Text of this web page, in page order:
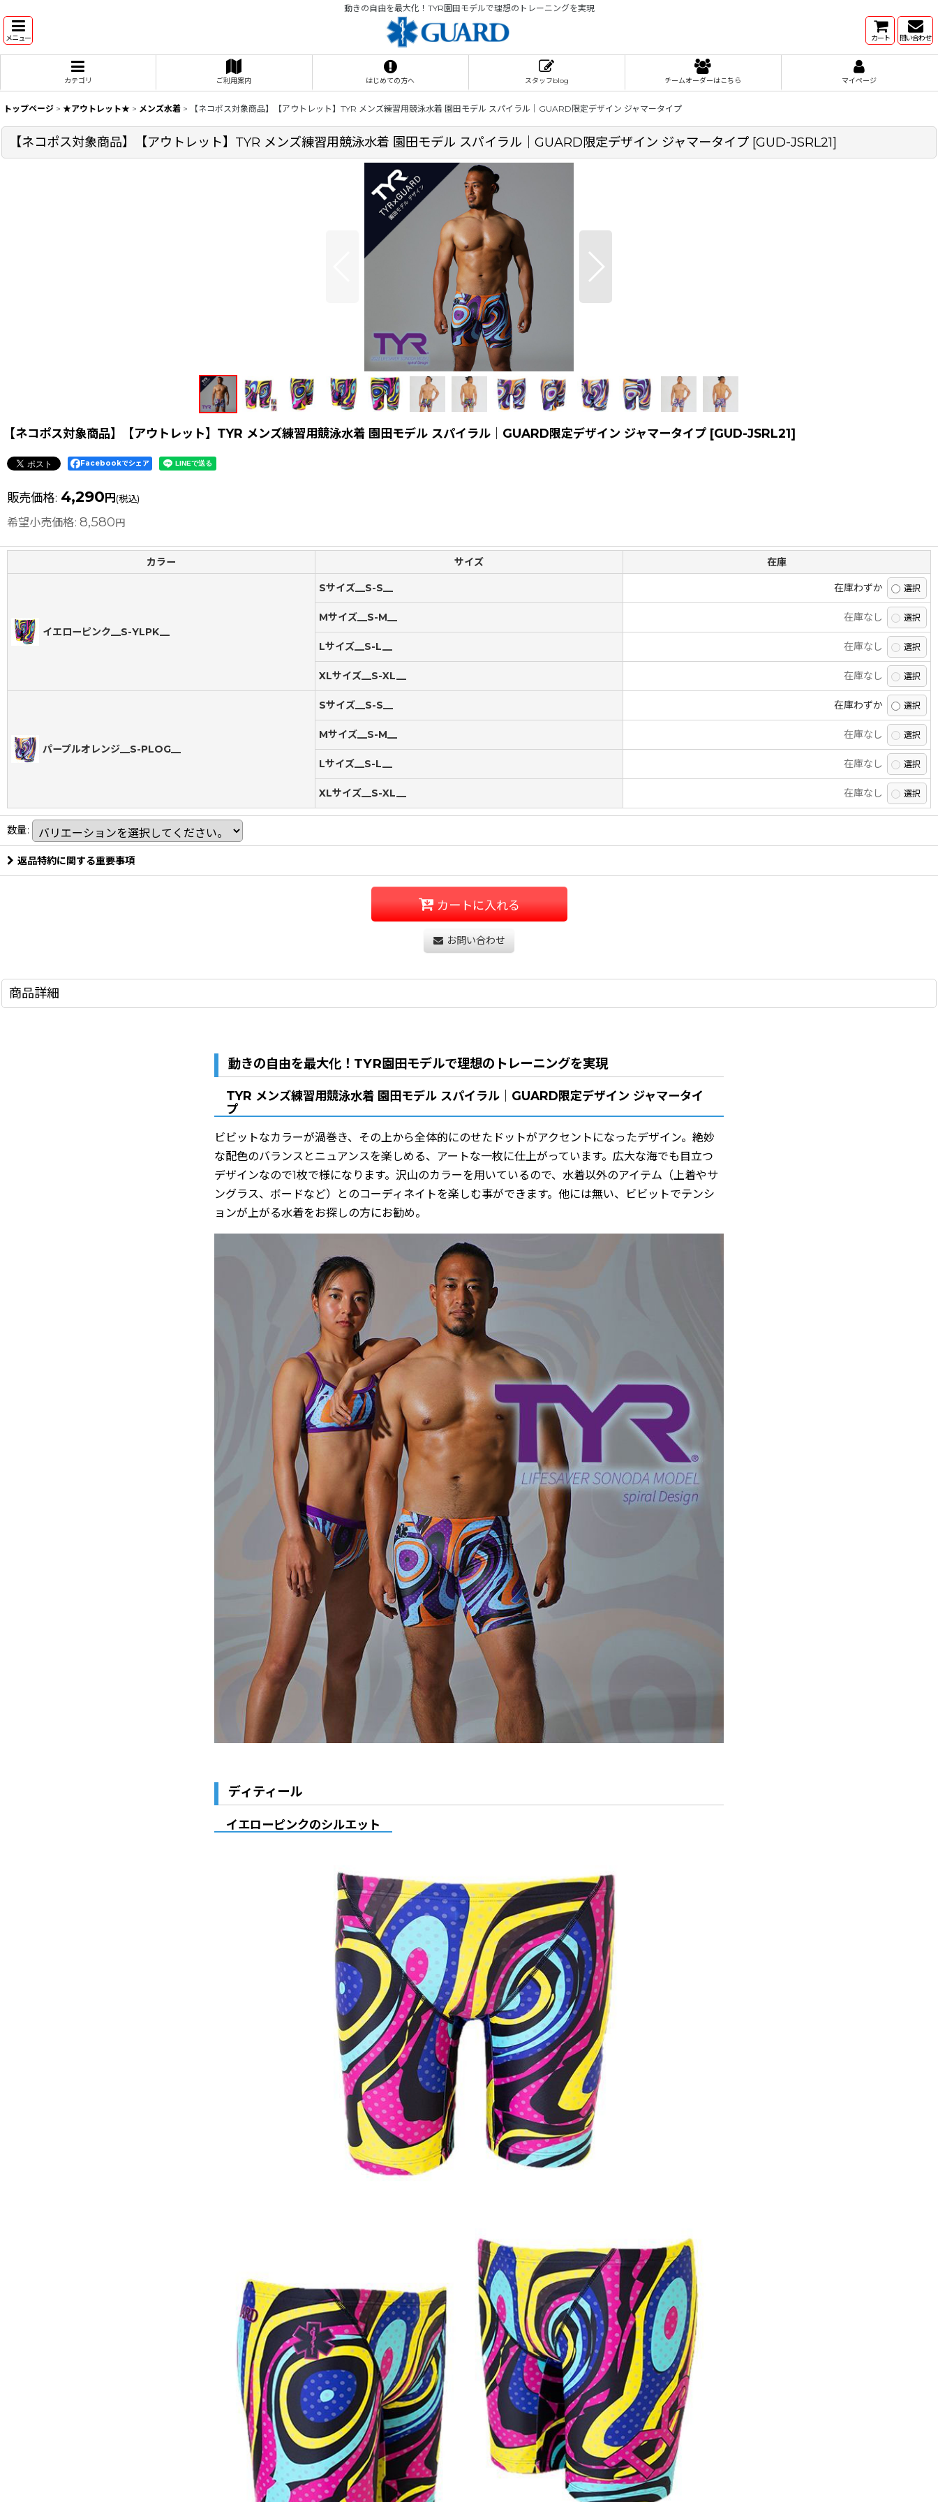
動きの自由を最大化！TYR園田モデルで理想のトレーニングを実現
メニュー カート 問い合わせ
カテゴリ ご利用案内 はじめての方へ スタッフblog チームオーダーはこちら マイページ
トップページ > ★アウトレット★ > メンズ水着 > 【ネコポス対象商品】【アウトレット】TYR メンズ練習用競泳水着 園田モデル スパイラル｜GUARD限定デザイン ジャマータイプ
【ネコポス対象商品】【アウトレット】TYR メンズ練習用競泳水着 園田モデル スパイラル｜GUARD限定デザイン ジャマータイプ [GUD-JSRL21]
【ネコポス対象商品】【アウトレット】TYR メンズ練習用競泳水着 園田モデル スパイラル｜GUARD限定デザイン ジャマータイプ [GUD-JSRL21]
Facebookでシェア
販売価格: 4,290 円 (税込)
希望小売価格: 8,580円
カラー サイズ 在庫
イエローピンク__S-YLPK__
Sサイズ__S-S__ 在庫わずか
Mサイズ__S-M__ 在庫なし
Lサイズ__S-L__ 在庫なし
XLサイズ__S-XL__ 在庫なし
パープルオレンジ__S-PLOG__
Sサイズ__S-S__ 在庫わずか
Mサイズ__S-M__ 在庫なし
Lサイズ__S-L__ 在庫なし
XLサイズ__S-XL__ 在庫なし
数量:
返品特約に関する重要事項
カートに入れる
お問い合わせ
商品詳細
動きの自由を最大化！TYR園田モデルで理想のトレーニングを実現
TYR メンズ練習用競泳水着 園田モデル スパイラル｜GUARD限定デザイン ジャマータイ
プ
ビビットなカラーが渦巻き、その上から全体的にのせたドットがアクセントになったデザイン。絶妙
な配色のバランスとニュアンスを楽しめる、アートな一枚に仕上がっています。広大な海でも目立つ
デザインなので1枚で様になります。沢山のカラーを用いているので、水着以外のアイテム（上着やサ
ングラス、ボードなど）とのコーディネイトを楽しむ事ができます。他には無い、ビビットでテンシ
ョンが上がる水着をお探しの方にお勧め。
ディティール
イエローピンクのシルエット